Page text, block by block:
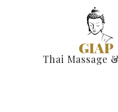
GIAP
Thai Massage